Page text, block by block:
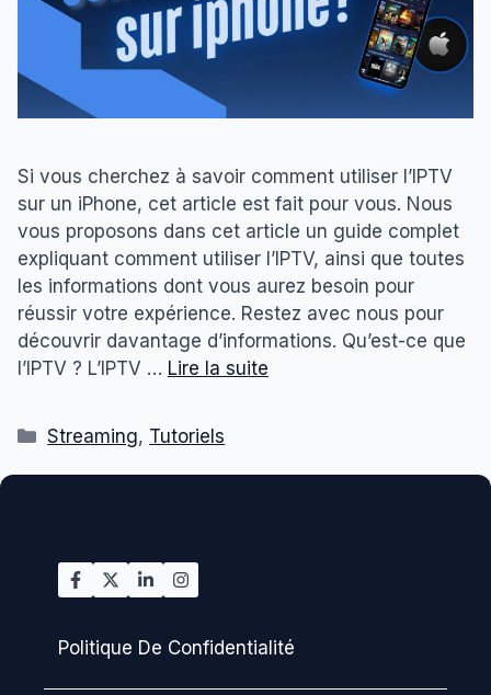
Si vous cherchez à savoir comment utiliser l’IPTV
sur un iPhone, cet article est fait pour vous. Nous
vous proposons dans cet article un guide complet
expliquant comment utiliser l’IPTV, ainsi que toutes
les informations dont vous aurez besoin pour
réussir votre expérience. Restez avec nous pour
découvrir davantage d’informations. Qu’est-ce que
l’IPTV ? L’IPTV … Lire la suite
Catégories
Streaming, Tutoriels
Politique De Confidentialité